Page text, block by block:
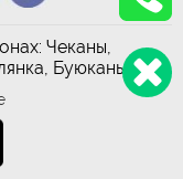
Чеканы,
Буюканы